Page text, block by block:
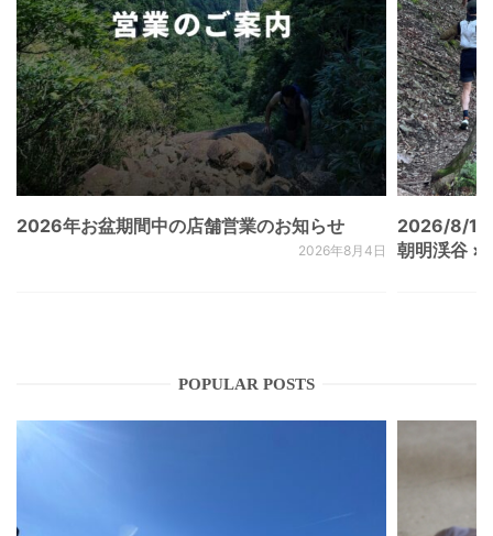
2026年お盆期間中の店舗営業のお知らせ
2026年8月4日
2026/8/
朝明渓谷 ×
POPULAR POSTS